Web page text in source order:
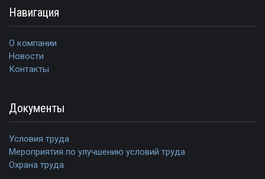
Навигация
О компании
Новости
Контакты
Документы
Условия труда
Мероприятия по улучшению условий труда
Охрана труда